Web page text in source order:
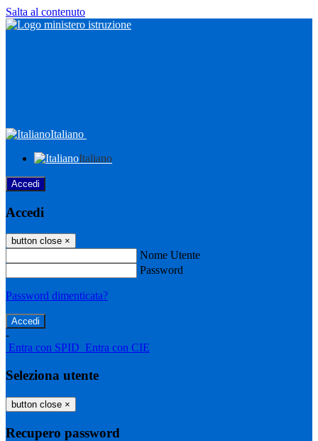
Salta al contenuto
Italiano
Italiano
Accedi
Accedi
button close ×
Nome Utente
Password
Password dimenticata?
-
Entra con SPID Entra con CIE
Seleziona utente
button close ×
Recupero password